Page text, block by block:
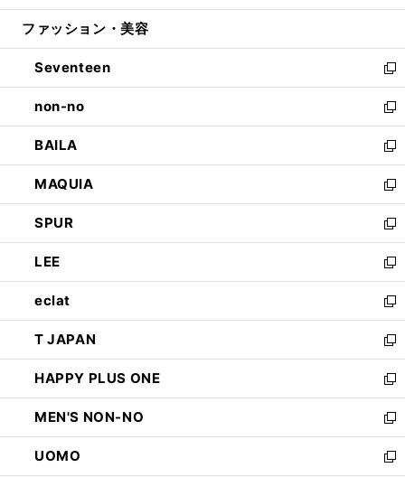
開
ウ
開
く
ン
ウ
で
開
く
ウ
ン
ド
ウ
で
開
く
ファッション・美容
Seventeen
新
し
い
ウ
ィ
ン
ド
ウ
で
開
く
non-no
新
し
い
ウ
ィ
ン
ド
ウ
で
開
く
BAILA
新
し
い
ウ
ィ
ン
ド
ウ
で
開
く
MAQUIA
新
し
い
ウ
ィ
ン
ド
ウ
で
開
く
SPUR
新
し
い
ウ
ィ
ン
ド
ウ
で
開
く
LEE
新
し
い
ウ
ィ
ン
ド
ウ
で
開
く
eclat
新
し
い
ウ
ィ
ン
ド
ウ
で
T JAPAN
新
し
い
ウ
ィ
ン
ド
HAPPY PLUS ONE
新
し
い
ウ
ィ
MEN'S NON-NO
新
し
い
UOMO
新